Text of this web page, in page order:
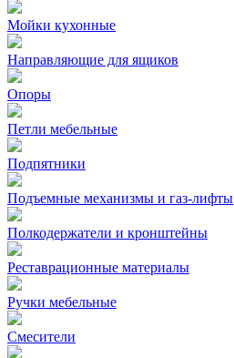
Мойки кухонные
Направляющие для ящиков
Опоры
Петли мебельные
Подпятники
Подъемные механизмы и газ-лифты
Полкодержатели и кронштейны
Реставрационные материалы
Ручки мебельные
Смесители